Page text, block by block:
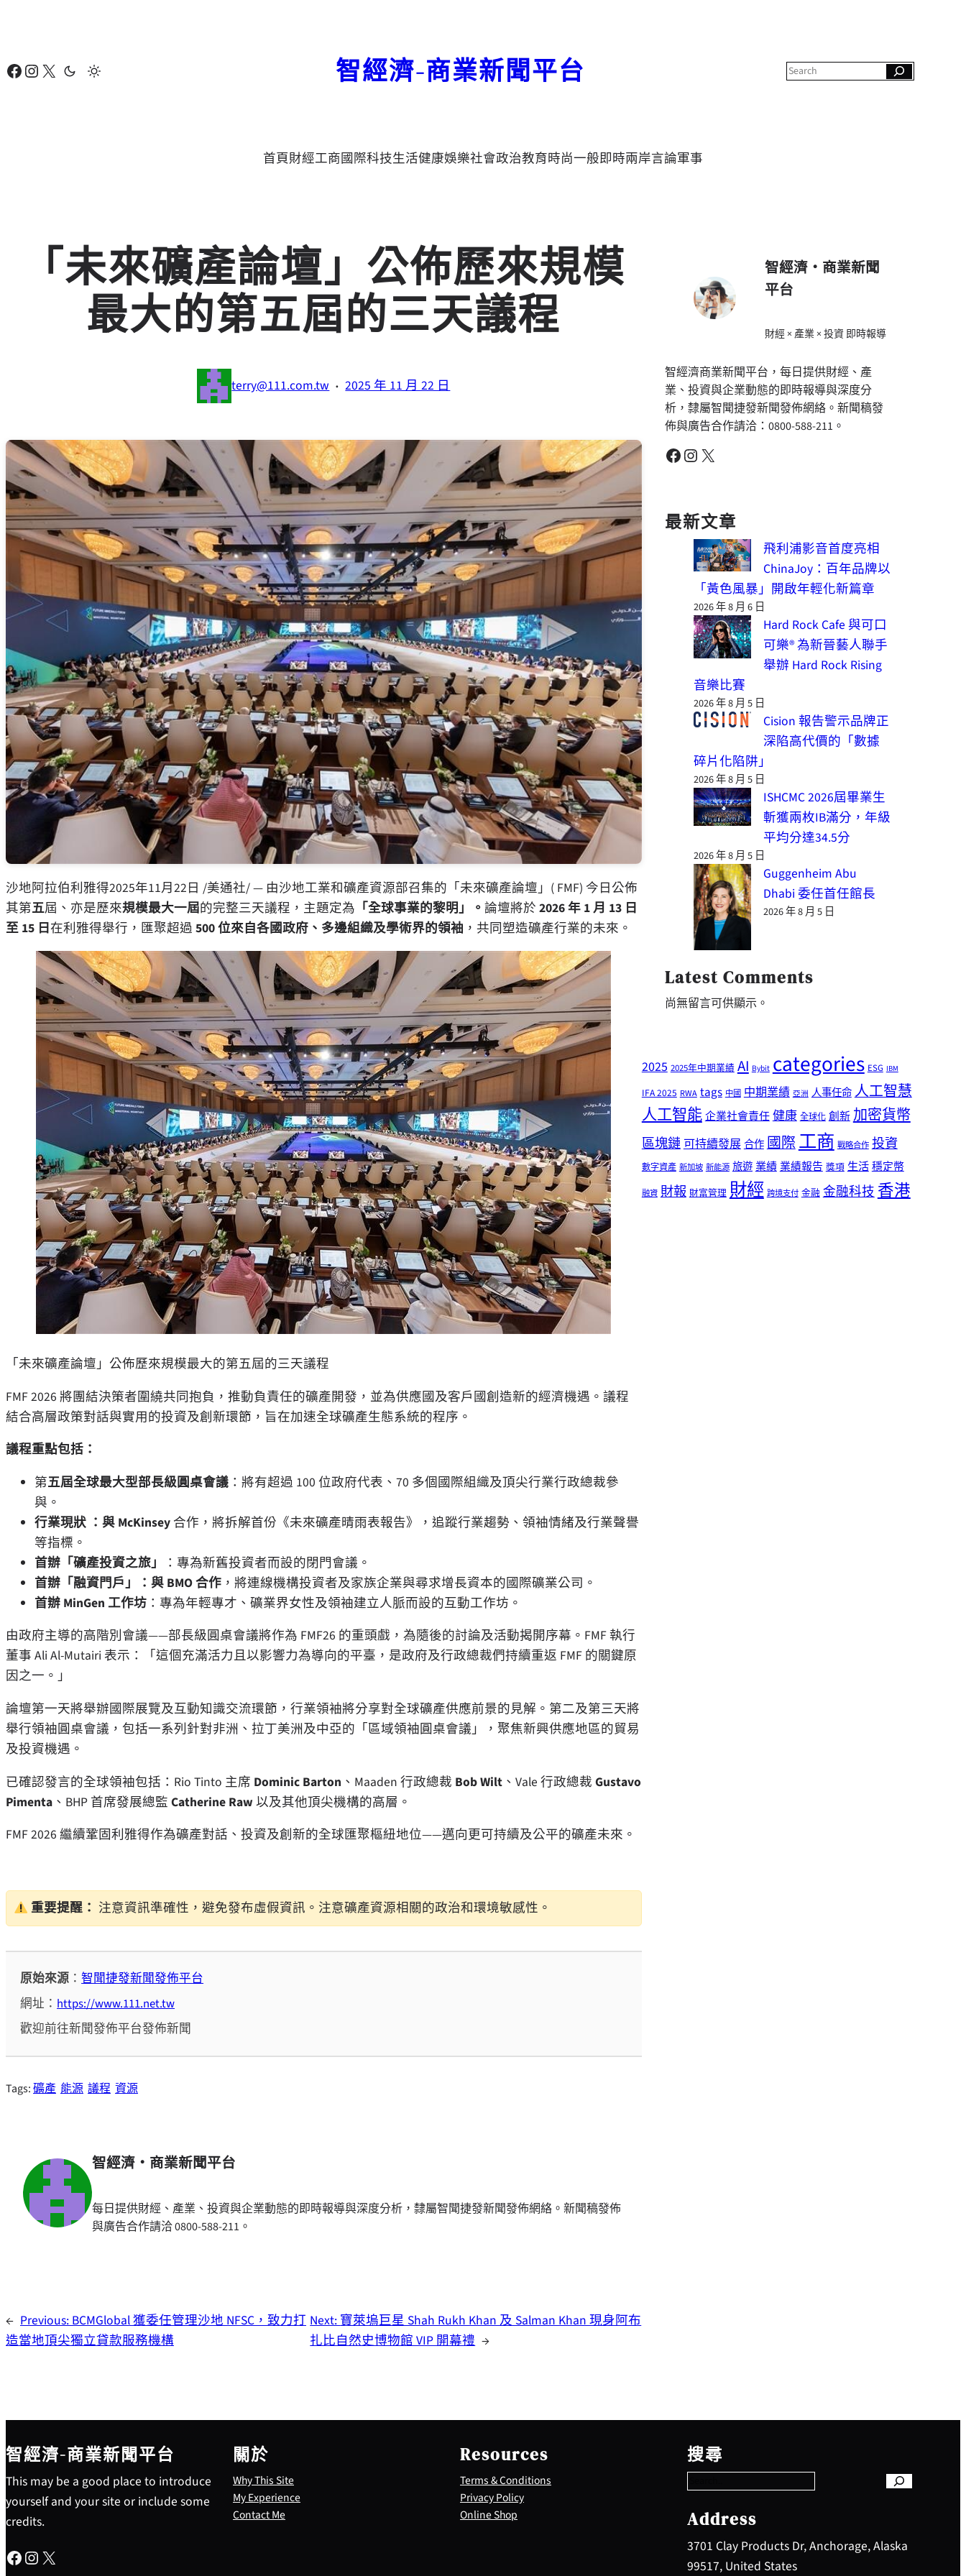
要
Facebook Instagram X 智經濟-商業新聞平台
c
首頁財經工商國際科技生活健康娛樂社會政治教育時尚一般即時兩岸言論軍事
「未來礦產論壇」公佈歷來規模
最大的第五屆的三天議程
terry@111.com.tw · 2025 年 11 月 22 日
沙地阿拉伯利雅得2025年11月22日 /美通社/ — 由沙地工業和礦產資源部召集的「未來礦產論壇」( FMF) 今日公佈
其第五屆、亦是歷來規模最大一屆的完整三天議程，主題定為 「全球事業的黎明」。 論壇將於 2026 年 1 月 13 日
至 15 日在利雅得舉行，匯聚超過 500 位來自各國政府、多邊組織及學術界的領袖 ，共同塑造礦產行業的未來。
「未來礦產論壇」公佈歷來規模最大的第五屆的三天議程
FMF 2026 將團結決策者圍繞共同抱負，推動負責任的礦產開發，並為供應國及客戶國創造新的經濟機遇。議程
結合高層政策對話與實用的投資及創新環節，旨在加速全球礦產生態系統的程序。
議程重點包括：
第五屆全球最大型部長級圓桌會議 ：將有超過 100 位政府代表、70 多個國際組織及頂尖行業行政總裁參
與。
行業現狀 ：與 McKinsey 合作，將拆解首份《未來礦產晴雨表報告》，追蹤行業趨勢、領袖情緒及行業聲譽
等指標。
首辦「礦產投資之旅」
：專為新舊投資者而設的閉門會議。
首辦「融資門戶」：與 BMO 合作 ，將連線機構投資者及家族企業與尋求增長資本的國際礦業公司。
首辦 MinGen 工作坊 ：專為年輕專才、礦業界女性及領袖建立人脈而設的互動工作坊。
由政府主導的高階別會議——部長級圓桌會議將作為 FMF26 的重頭戲，為隨後的討論及活動揭開序幕。FMF 執行
董事 Ali Al-Mutairi 表示：「這個充滿活力且以影響力為導向的平臺，是政府及行政總裁們持續重返 FMF 的關鍵原
因之一。」
論壇第一天將舉辦國際展覽及互動知識交流環節，行業領袖將分享對全球礦產供應前景的見解。第二及第三天將
舉行領袖圓桌會議，包括一系列針對非洲、拉丁美洲及中亞的「區域領袖圓桌會議」，聚焦新興供應地區的貿易
及投資機遇。
已確認發言的全球領袖包括：Rio Tinto 主席 Dominic Barton 、Maaden 行政總裁 Bob Wilt 、Vale 行政總裁 Gustavo
Pimenta 、BHP 首席發展總監 Catherine Raw 以及其他頂尖機構的高層。
FMF 2026 繼續鞏固利雅得作為礦產對話、投資及創新的全球匯聚樞紐地位——邁向更可持續及公平的礦產未來。
重要提醒： 注意資訊準確性，避免發布虛假資訊。注意礦產資源相關的政治和環境敏感性。
原始來源 ：智聞捷發新聞發佈平台
網址：https://www.111.net.tw
歡迎前往新聞發佈平台發佈新聞
Tags:礦產 能源 議程 資源
智經濟・商業新聞平台
每日提供財經、產業、投資與企業動態的即時報導與深度分析，隸屬智聞捷發新聞發佈網絡。新聞稿發佈
與廣告合作請洽 0800-588-211。
← Previous:BCMGlobal 獲委任管理沙地 NFSC，致力打
造當地頂尖獨立貸款服務機構
Next:寶萊塢巨星 Shah Rukh Khan 及 Salman Khan 現身阿布
扎比自然史博物館 VIP 開幕禮 →
智經濟・商業新聞
平台
財經 × 產業 × 投資 即時報導
智經濟商業新聞平台，每日提供財經、產
業、投資與企業動態的即時報導與深度分
析，隸屬智聞捷發新聞發佈網絡。新聞稿發
佈與廣告合作請洽：0800-588-211。
Facebook Instagram X
最新文章
飛利浦影音首度亮相
ChinaJoy：百年品牌以
「黃色風暴」開啟年輕化新篇章
2026 年 8 月 6 日
Hard Rock Cafe 與可口
可樂® 為新晉藝人聯手
舉辦 Hard Rock Rising
音樂比賽
2026 年 8 月 5 日
Cision 報告警示品牌正
深陷高代價的「數據
碎片化陷阱」
2026 年 8 月 5 日
ISHCMC 2026屆畢業生
斬獲兩枚IB滿分，年級
平均分達34.5分
2026 年 8 月 5 日
Guggenheim Abu
Dhabi 委任首任館長
2026 年 8 月 5 日
Latest Comments
尚無留言可供顯示。
2025 2025年中期業績 AI Bybit categories ESG IBM
IFA 2025 RWA tags 中國 中期業績 亞洲 人事任命人工智慧
人工智能企業社會責任健康 全球化 創新 加密貨幣
區塊鏈可持續發展合作國際工商 戰略合作 投資
數字資產 新加坡 新能源 旅遊業績業績報告 獎項 生活穩定幣
融資 財報 財富管理 財經 跨境支付 金融 金融科技香港
智經濟-商業新聞平台
This may be a good place to introduce
yourself and your site or include some
credits.
Facebook Instagram X
關於
Why This Site
My Experience
Contact Me
Resources
Terms & Conditions
Privacy Policy
Online Shop
搜尋
e
a
c
h
Address
3701 Clay Products Dr, Anchorage, Alaska
99517, United States